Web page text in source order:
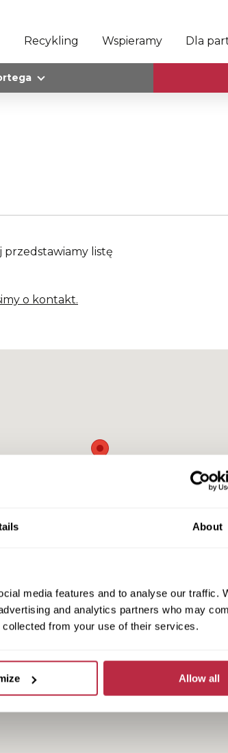
About
media features and to analyse our traffic.
and analytics partners who may
collected from your use of their services.
Allow all
Recykling Wspieramy Dla
przedstawiamy listę
o kontakt.